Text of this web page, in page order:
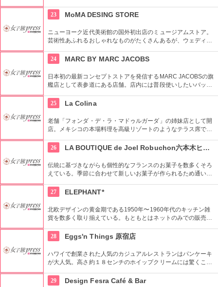
ト。
23 MoMA DESING STORE
ニューヨーク近代美術館の国外初出店のミュージアムストア。
芸術性あふれるおしゃれなものがたくさんあるが、ウェディン
24
MARC BY MARC JACOBS
日本初の最新コンセプトストアを発信するMARC JACOBSの旗
艦店として表参道にある店舗。店内には普段使いしたいバッグ
が揃っているためお気に入りの商品がきっと見つかるはず。
25 La Colina
老舗「フォンダ・デ・ラ・マドゥルガーダ」の姉妹店として開
店。メキシコの本場料理を高級リゾートのようなテラス席で楽
目。
26 LA BOUTIQUE de Joel Robuchon六本木ヒルズ店
伝統に基づきながらも個性的なフランスのお菓子を数多くそろ
えている。季節に合わせて新しいお菓子が作られるため通い詰
27
ELEPHANT*
北欧デザインの黄金期である1950年〜1960年代のキッチン雑
貨を数多く取り揃えている。もともとはネットのみでの販売だ
ン。北欧に限らず、現行プロダクトの取り扱いも。
28 Eggs'n Things 原宿店
ハワイで創業された人気のカジュアルレストランはパンケーキ
が大人気。高さ約１８センチのホイップクリームには驚くこと
29
Design Fesra Café & Bar